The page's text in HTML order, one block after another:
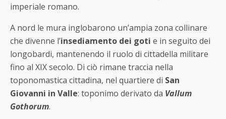
imperiale romano.
A nord le mura inglobarono un’ampia zona collinare
che divenne l’insediamento dei goti e in seguito dei
longobardi, mantenendo il ruolo di cittadella militare
fino al XIX secolo. Di ciò rimane traccia nella
toponomastica cittadina, nel quartiere di San
Giovanni in Valle: toponimo derivato da Vallum
Gothorum.